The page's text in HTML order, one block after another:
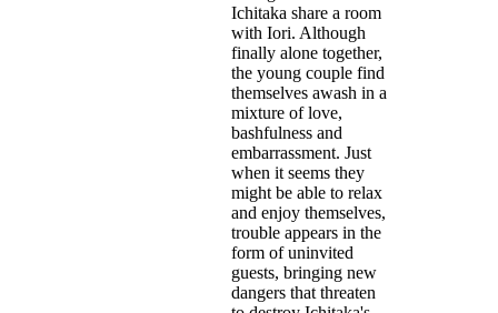
Ichitaka share a room
with Iori. Although
finally alone together,
the young couple find
themselves awash in a
mixture of love,
bashfulness and
embarrassment. Just
when it seems they
might be able to relax
and enjoy themselves,
trouble appears in the
form of uninvited
guests, bringing new
dangers that threaten